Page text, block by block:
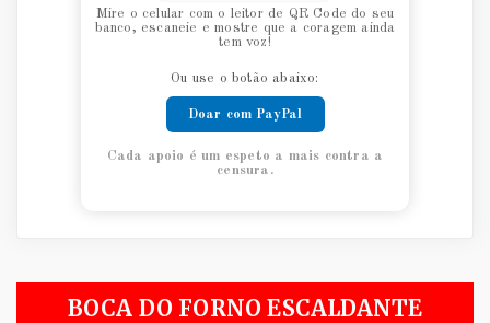
Mire o celular com o leitor de QR Code do seu
banco, escaneie e mostre que a coragem ainda
tem voz!
Ou use o botão abaixo:
Doar com PayPal
Cada apoio é um espeto a mais contra a
censura.
BOCA DO FORNO ESCALDANTE